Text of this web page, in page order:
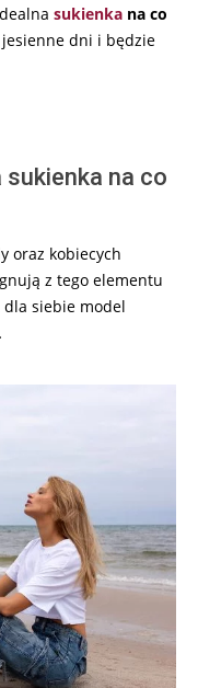
sukienka na co
dni i będzie
sukienka na co
oraz kobiecych
z tego elementu
siebie model